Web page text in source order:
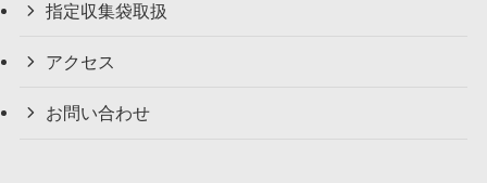
指定収集袋取扱
アクセス
お問い合わせ